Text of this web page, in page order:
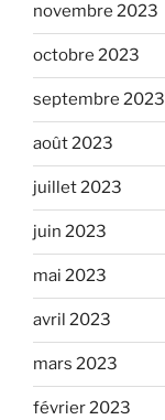
novembre 2023
octobre 2023
septembre 2023
août 2023
juillet 2023
juin 2023
mai 2023
avril 2023
mars 2023
février 2023